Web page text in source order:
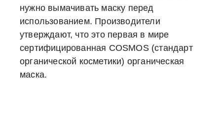
нужно вымачивать маску перед
использованием. Производители
утверждают, что это первая в мире
сертифицированная COSMOS (стандарт
органической косметики) органическая
маска.